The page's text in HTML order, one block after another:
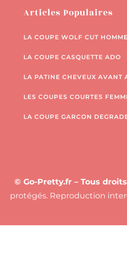
Articles Populaires
LA COUPE WOLF CUT HOMME
LA COUPE CASQUETTE ADO
LA PATINE CHEVEUX AVANT
LES COUPES COURTES
LA COUPE GARCON
© Go-Pretty.fr – Tous
protégés. Reproduction